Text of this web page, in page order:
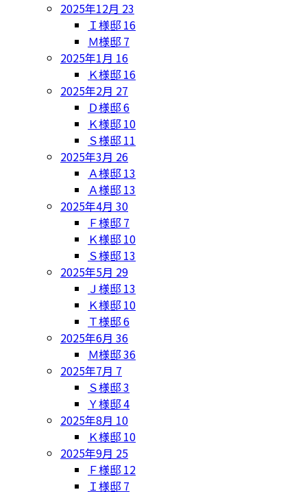
2025年12月 23
Ｉ様邸 16
Ｍ様邸 7
2025年1月 16
Ｋ様邸 16
2025年2月 27
Ｄ様邸6
Ｋ様邸 10
Ｓ様邸 11
2025年3月 26
Ａ様邸 13
Ａ様邸 13
2025年4月 30
Ｆ様邸 7
Ｋ様邸 10
Ｓ様邸 13
2025年5月 29
Ｊ様邸 13
Ｋ様邸 10
Ｔ様邸6
2025年6月 36
Ｍ様邸36
2025年7月 7
Ｓ様邸3
Ｙ様邸4
2025年8月 10
Ｋ様邸 10
2025年9月 25
Ｆ様邸 12
Ｉ様邸 7